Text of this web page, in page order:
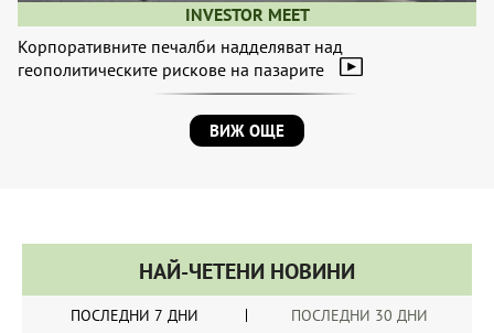
INVESTOR MEET
Корпоративните печалби надделяват над
геополитическите рискове на пазарите
ВИЖ ОЩЕ
НАЙ-ЧЕТЕНИ НОВИНИ
ПОСЛЕДНИ 7 ДНИ ПОСЛЕДНИ 30 ДНИ